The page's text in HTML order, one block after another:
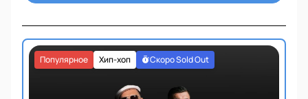
Хип-хоп
Популярное Скоро Sold Out